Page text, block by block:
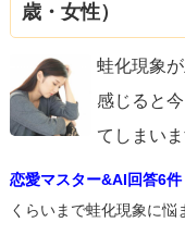
歳・女性）
蛙化現象
感じると
てしまい
恋愛マスター&AI回答6件
くらいまで蛙化現象に悩